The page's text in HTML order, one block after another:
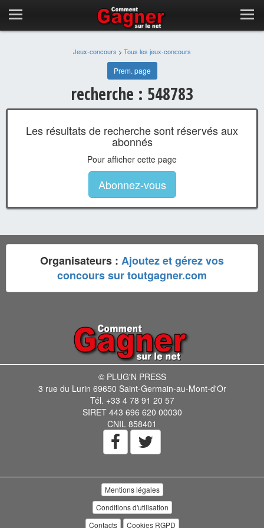
Jeux-concours > Tous les jeux-concours
Prem. page
recherche : 548783
Les résultats de recherche sont réservés aux
abonnés
Pour afficher cette page
Abonnez-vous
Organisateurs : Ajoutez et gérez vos
concours sur toutgagner.com
© PLUG'N PRESS
3 rue du Lurin 69650 Saint-Germain-au-Mont-d'Or
Tél. +33 4 78 91 20 57
SIRET 443 696 620 00030
CNIL 858401
Mentions légales
Conditions d'utilisation
Contacts
Cookies RGPD